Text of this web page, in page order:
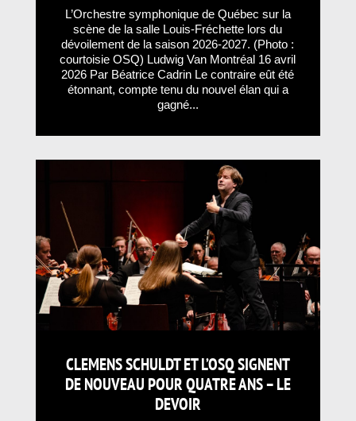
L’Orchestre symphonique de Québec sur la
scène de la salle Louis-Fréchette lors du
dévoilement de la saison 2026-2027. (Photo :
courtoisie OSQ) Ludwig Van Montréal 16 avril
2026 Par Béatrice Cadrin Le contraire eût été
étonnant, compte tenu du nouvel élan qui a
gagné...
CLEMENS SCHULDT ET L’OSQ SIGNENT
DE NOUVEAU POUR QUATRE ANS – LE
DEVOIR